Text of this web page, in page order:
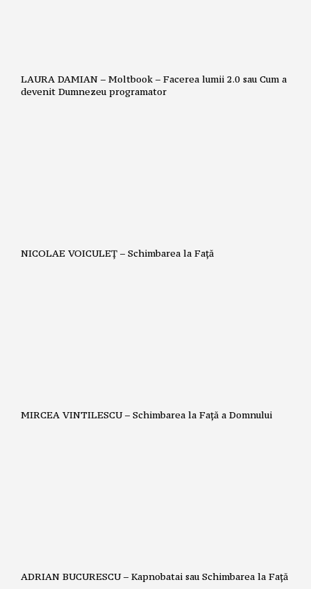
LAURA DAMIAN – Moltbook – Facerea lumii 2.0 sau Cum a
devenit Dumnezeu programator
NICOLAE VOICULEȚ – Schimbarea la Față
MIRCEA VINTILESCU – Schimbarea la Față a Domnului
ADRIAN BUCURESCU – Kapnobatai sau Schimbarea la Față